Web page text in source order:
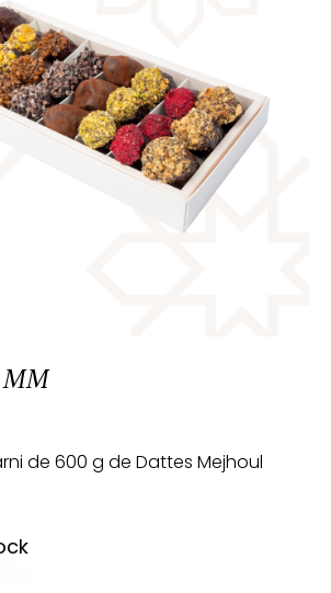
de 600 g de Dattes Mejhoul